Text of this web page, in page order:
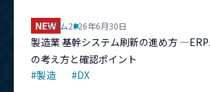
NEW
コラム2026年6月30日
製造業 基幹システム刷新の進め方
の考え方と確認ポイント
#製造
#DX